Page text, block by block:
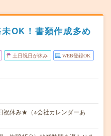
OK！書類作成多め
土日祝日が休み WEB登録OK
休み★（※会社カレンダーあ